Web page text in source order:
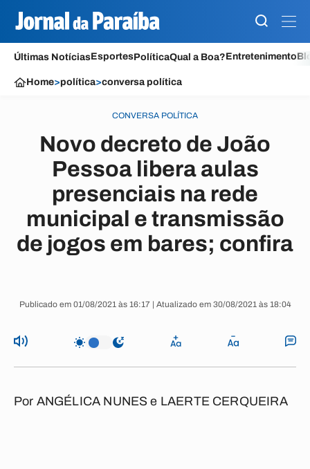
Últimas NotíciasEsportesPolíticaQual a Boa?Entretenimento
Home>política>conversa política
CONVERSA POLÍTICA
Novo decreto de João
Pessoa libera aulas
presenciais na rede
municipal e transmissão
de jogos em bares; confira
Publicado em 01/08/2021 às 16:17 | Atualizado em 30/08/2021 às 18:04
Por ANGÉLICA NUNES e LAERTE CERQUEIRA